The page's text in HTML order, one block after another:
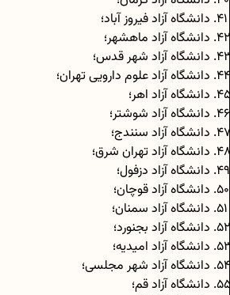
دانشگاه آزاد فیروز آباد؛
دانشگاه آزاد ماهشهر؛
دانشگاه آزاد شهر قدس؛
دانشگاه آزاد علوم دارویی تهران؛
دانشگاه آزاد اهر؛
دانشگاه آزاد شوشتر؛
دانشگاه آزاد سنندج؛
دانشگاه آزاد تهران شرق؛
دانشگاه آزاد دزفول؛
دانشگاه آزاد قوچان؛
دانشگاه آزاد سمنان؛
دانشگاه آزاد بجنورد؛
دانشگاه آزاد امیدیه؛
دانشگاه آزاد شهر مجلسی؛
دانشگاه آزاد قم؛